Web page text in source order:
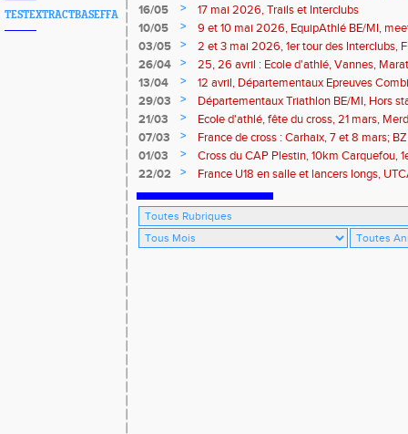
TESTEXTRACTBASEFFA
16/05
>
17 mai 2026, Trails et Interclubs
10/05
>
9 et 10 mai 2026, EquipAthlé BE/MI,
marathon de la Loire
03/05 >
2 et 3 mai 2026, 1er tour des Interclubs,
traversée de la Baie
26/04 >
25, 26 avril : Ecole d'athlé, Vannes,
Isle
13/04 >
12 avril, Départementaux Epreuves
marathon de Paris
29/03 >
Départementaux Triathlon BE/MI, Hors
21/03
>
Ecole d'athlé, fête du cross, 21 mars,
07/03
>
France de cross : Carhaix, 7 et 8 mars;
Brieuc, 7 mars
01/03 >
Cross du CAP Plestin, 10km Carquefou,
22/02
> France U18 en salle et lancers longs,